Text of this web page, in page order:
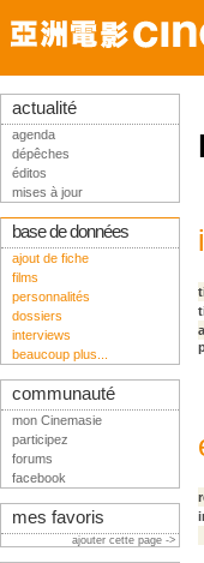
actualité
agenda
dépêches
éditos
mises à jour
base de données
ajout de fiche
films
personnalités
dossiers
interviews
beaucoup plus...
communauté
mon Cinemasie
participez
forums
facebook
mes favoris
ajouter cette page ->